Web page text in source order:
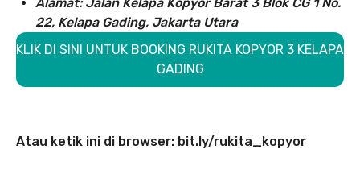
22, Kelapa Gading, Jakarta Utara
KLIK DI SINI UNTUK BOOKING RUKITA KOPYOR 3 KELAPA
GADING
Atau ketik ini di browser: bit.ly/rukita_kopyor